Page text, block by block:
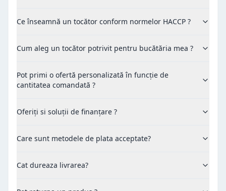
Ce înseamnă un tocător conform normelor HACCP ?
Cum aleg un tocător potrivit pentru bucătăria mea ?
Pot primi o ofertă personalizată în funcție de
cantitatea comandată ?
Oferiți si soluții de finanțare ?
Care sunt metodele de plata acceptate?
Cat dureaza livrarea?